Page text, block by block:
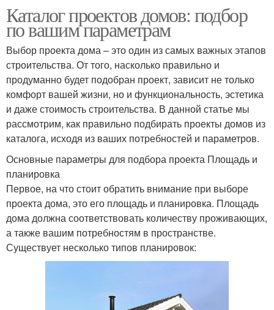
Каталог проектов домов: подбор
по вашим параметрам
Выбор проекта дома – это один из самых важных этапов
строительства. От того, насколько правильно и
продуманно будет подобран проект, зависит не только
комфорт вашей жизни, но и функциональность, эстетика
и даже стоимость строительства. В данной статье мы
рассмотрим, как правильно подбирать проекты домов из
каталога, исходя из ваших потребностей и параметров.
Основные параметры для подбора проекта Площадь и
планировка
Первое, на что стоит обратить внимание при выборе
проекта дома, это его площадь и планировка. Площадь
дома должна соответствовать количеству проживающих,
а также вашим потребностям в пространстве.
Существует несколько типов планировок: